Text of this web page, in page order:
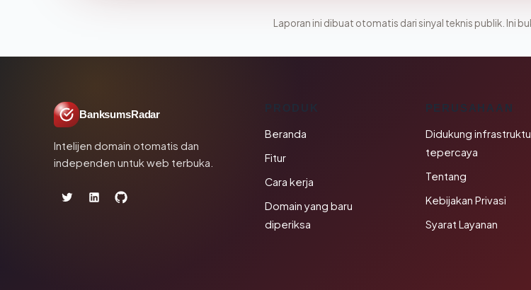
Laporan ini dibuat otomatis dari sinyal teknis publik. Ini
BanksumsRadar
Intelijen domain otomatis dan
independen untuk web terbuka.
Beranda
Fitur
Cara kerja
Domain yang baru
diperiksa
PERUSAHAAN
Didukung
tepercaya
Tentang
Kebijakan Privasi
Syarat Layanan